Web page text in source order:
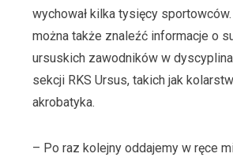
wychował kilka tysięcy
można także znaleźć informacje o
ursuskich zawodników w
sekcji RKS Ursus, takich jak
akrobatyka.
– Po raz kolejny oddajemy w ręce